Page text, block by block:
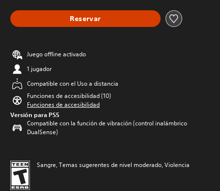
Reservar
Juego offline activado
1 jugador
Compatible con el Uso a distancia
Funciones de accesibilidad (10)
Funciones de accesibilidad
Versión para PS5
Compatible con la función de vibración (control inalámbrico
DualSense)
Sangre, Temas sugerentes de nivel moderado, Violencia